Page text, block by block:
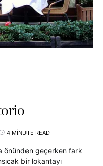
4 MINUTE READ
önünden geçerken fark
bir lokantayı